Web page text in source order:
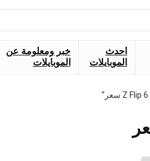
احدث
الموبايلات
خبر ومعلومة عن
الموبايلات